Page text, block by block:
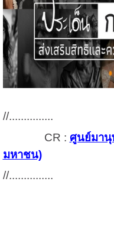
//...............
CR : ศูนย์มานุ
มหาชน)
//...............